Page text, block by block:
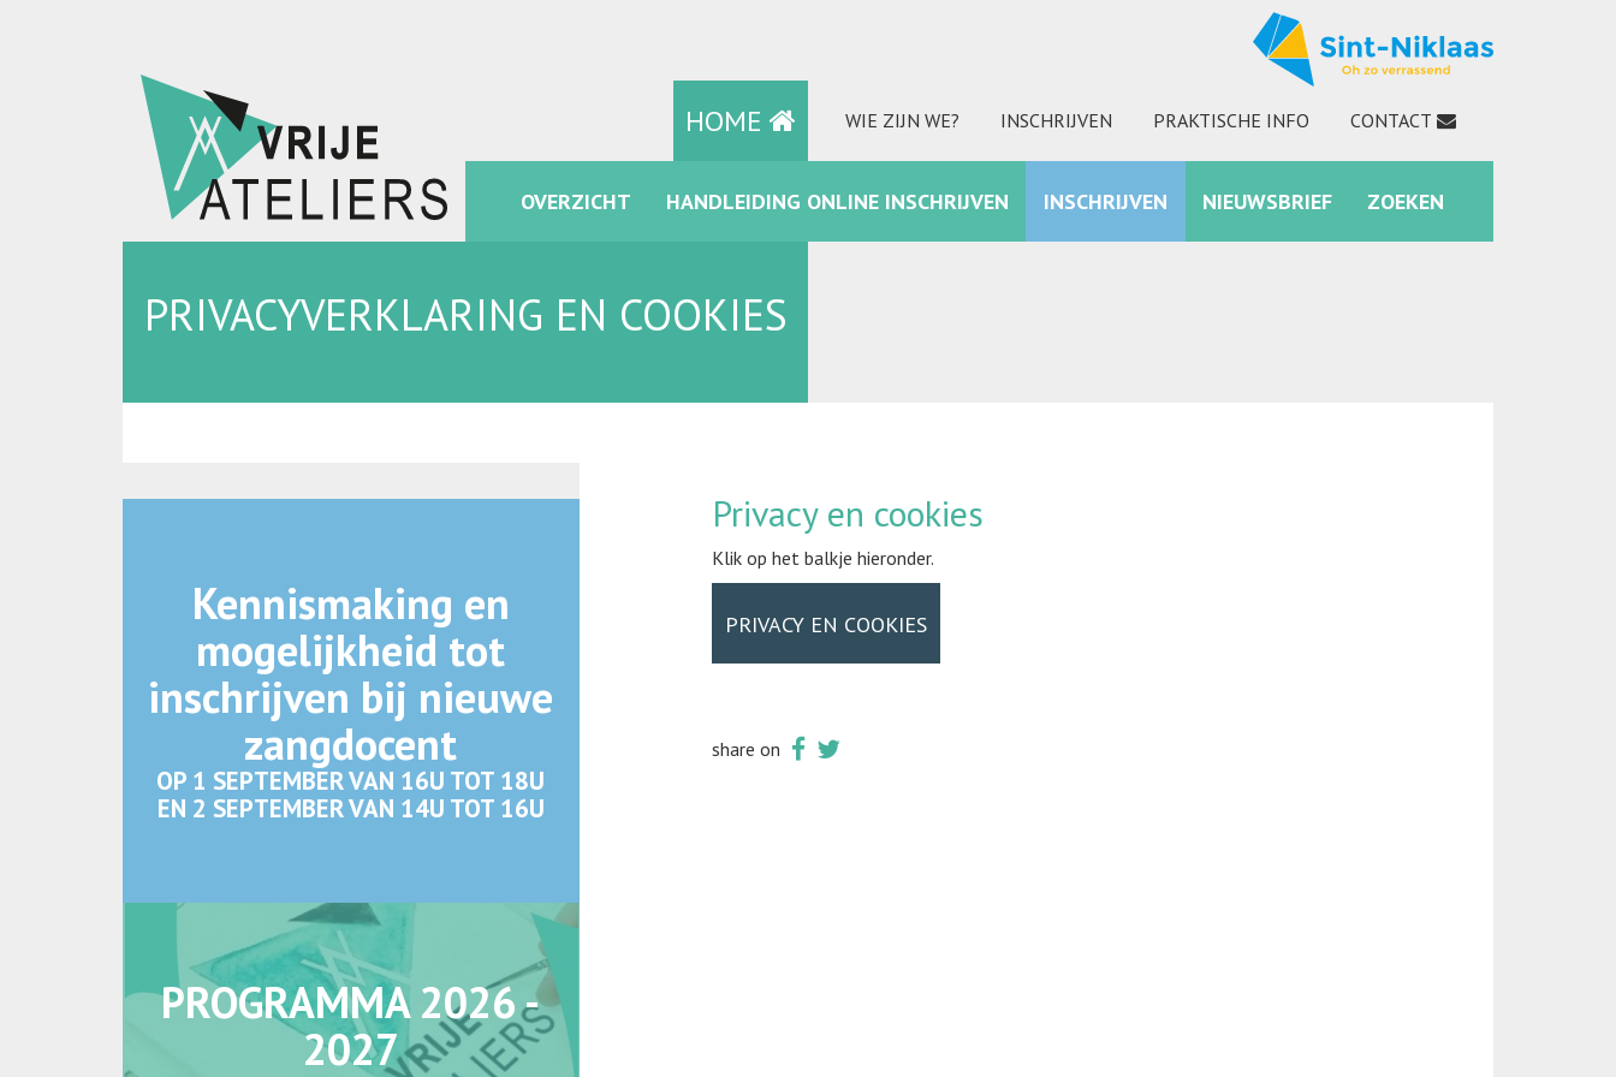
HOME WIE ZIJN WE? INSCHRIJVEN PRAKTISCHE INFO CONTACT
FACEBOOK INSTAGRAM ZOEKEN
OVERZICHT HANDLEIDING ONLINE INSCHRIJVEN INSCHRIJVEN NIEUWSBRIEF ZOEKEN
PRIVACYVERKLARING EN COOKIES
Privacy en cookies
Klik op het balkje hieronder.
PRIVACY EN COOKIES
share on
Kennismaking en
mogelijkheid tot
inschrijven bij nieuwe
zangdocent
OP 1 SEPTEMBER VAN 16U TOT 18U
EN 2 SEPTEMBER VAN 14U TOT 16U
PROGRAMMA 2026 -
2027